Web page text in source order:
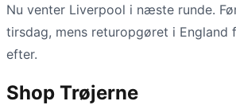
Nu venter Liverpool i næste runde.
tirsdag, mens returopgøret i England
efter.
Shop Trøjerne